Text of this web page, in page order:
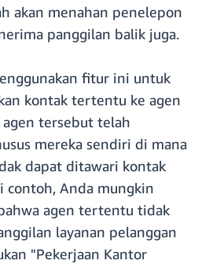
akan menahan penelepon
panggilan balik juga.
fitur ini untuk
kontak tertentu ke agen
tersebut telah
mereka sendiri di mana
dapat ditawari kontak
contoh, Anda mungkin
agen tertentu tidak
layanan pelanggan
"Pekerjaan Kantor